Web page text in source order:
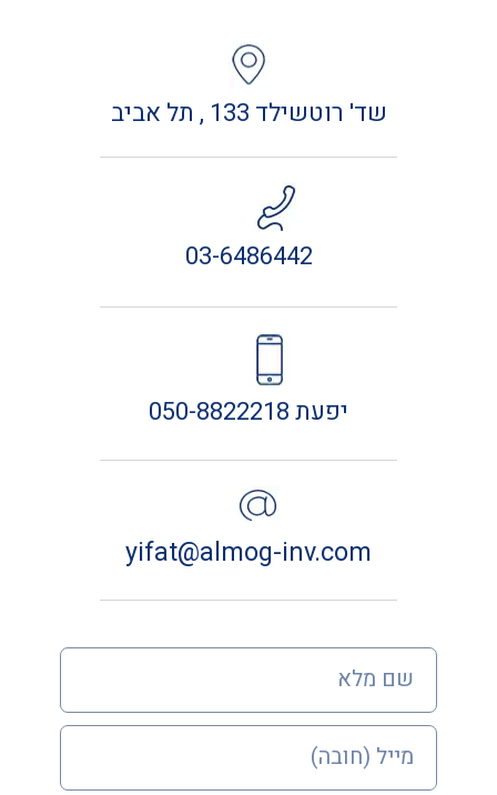
שד' רוטשילד 133 , תל אביב
03-6486442
יפעת 050-8822218
yifat@almog-inv.com